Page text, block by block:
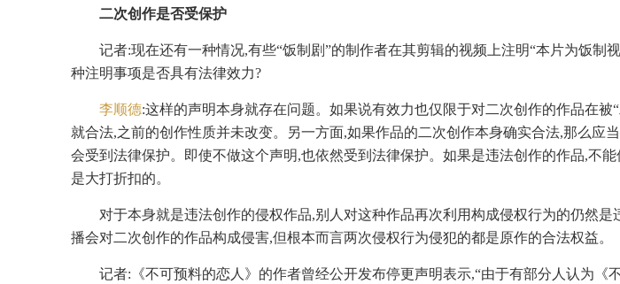
二次创作是否受保护
记者:现在还有一种情况,有些“饭制剧”的制作者在其剪辑的视频上注明“本片为饭
种注明事项是否具有法律效力?
李顺德:这样的声明本身就存在问题。如果说有效力也仅限于对二次创作的作品在
就合法,之前的创作性质并未改变。另一方面,如果作品的二次创作本身确实合法,那么
会受到法律保护。即使不做这个声明,也依然受到法律保护。如果是违法创作的作品,不
是大打折扣的。
对于本身就是违法创作的侵权作品,别人对这种作品再次利用构成侵权行为的仍然
播会对二次创作的作品构成侵害,但根本而言两次侵权行为侵犯的都是原作的合法权益。
记者:《不可预料的恋人》的作者曾经公开发布停更声明表示,“由于有部分人认为